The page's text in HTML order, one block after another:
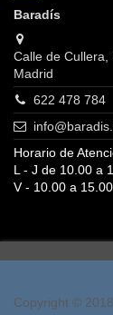
Baradís
Calle de Cullera,
Madrid
622 478 784
Horario de
L - J de 10.00 a
V - 10.00 a 15.00
Copyright ©